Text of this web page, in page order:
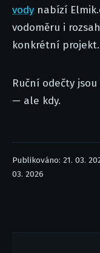
vody nabízí
vodoměru i
konkrétní projekt.
Ruční odečty
— ale kdy.
Publikováno: 21. 03.
03. 2026